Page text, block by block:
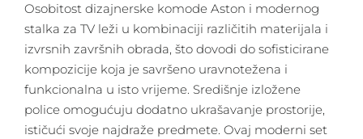
Osobitost dizajnerske komode Aston i modernog
stalka za TV leži u kombinaciji različitih materijala i
izvrsnih završnih obrada, što dovodi do sofisticirane
kompozicije koja je savršeno uravnotežena i
funkcionalna u isto vrijeme. Središnje izložene
police omogućuju dodatno ukrašavanje prostorije,
ističući svoje najdraže predmete. Ovaj moderni set